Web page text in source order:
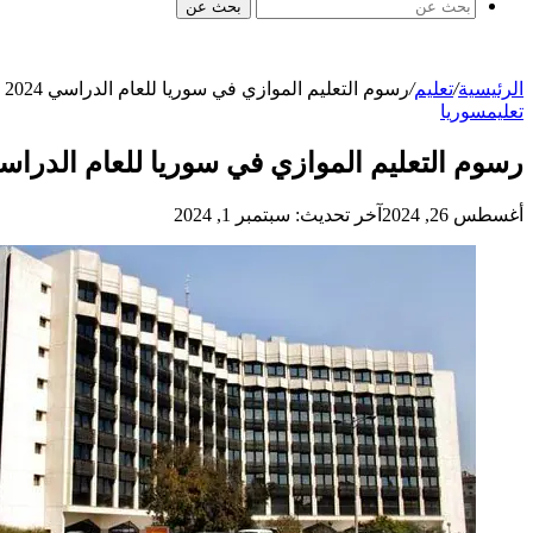
بحث عن
الرئيسية/تعليم/رسوم التعليم الموازي في سوريا للعام الدراسي 2024 2025
تعليمسوريا
رسوم التعليم الموازي في سوريا للعام الدراسي 2024
أغسطس 26, 2024 آخر تحديث: سبتمبر 1, 2024